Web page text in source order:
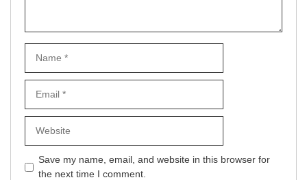
Save my name, email, and website in this browser for
the next time I comment.